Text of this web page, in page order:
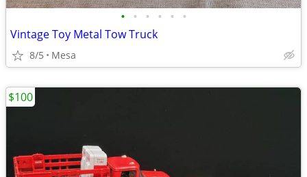
• • • • • •
Vintage Toy Metal Tow Truck
8/5 Mesa
$100